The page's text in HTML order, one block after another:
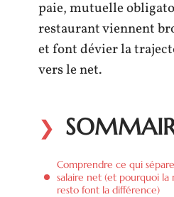
paie, mutuelle
restaurant viennent
et font dévier la
vers le net.
Comprendre ce qui
salaire net (et pourquoi
resto font la différence)